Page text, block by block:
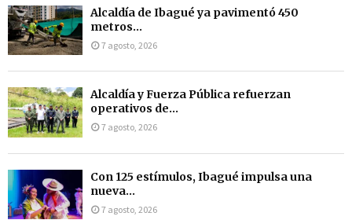
Alcaldía de Ibagué ya pavimentó 450
metros...
7 agosto, 2026
Alcaldía y Fuerza Pública refuerzan
operativos de...
7 agosto, 2026
Con 125 estímulos, Ibagué impulsa una
nueva...
7 agosto, 2026